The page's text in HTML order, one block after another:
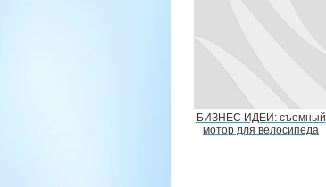
БИЗНЕС ИДЕИ: съемный
мотор для велосипеда